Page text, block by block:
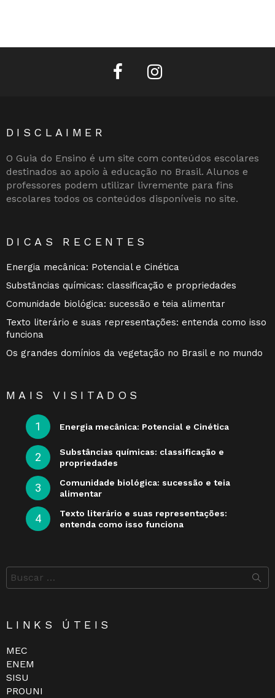
DISCLAIMER
O Guia do Ensino é um site com conteúdos escolares
destinados ao apoio à educação no Brasil. Alunos e
professores podem utilizar livremente para fins
escolares todos os conteúdos disponíveis no site.
DICAS RECENTES
Energia mecânica: Potencial e Cinética
Substâncias químicas: classificação e propriedades
Comunidade biológica: sucessão e teia alimentar
Texto literário e suas representações: entenda como isso
funciona
Os grandes domínios da vegetação no Brasil e no mundo
MAIS VISITADOS
Energia mecânica: Potencial e Cinética
Substâncias químicas: classificação e
propriedades
Comunidade biológica: sucessão e teia
alimentar
Texto literário e suas representações:
entenda como isso funciona
Buscar
por:
LINKS ÚTEIS
MEC
ENEM
SISU
PROUNI